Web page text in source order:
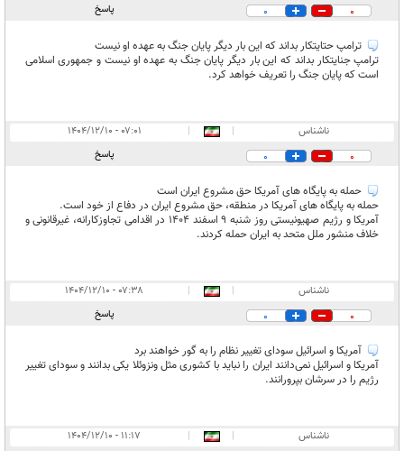
0
0 پاسخ
ترامپ حتایتکار بداند که این بار دیگر پایان جنگ به عهده او نیست
ترامپ جنایتکار بداند که این بار دیگر پایان جنگ به عهده او نیست و جمهوری اسلامی
است که پایان جنگ را تعریف خواهد کرد.
ناشناس |
|
۰۷:۰۱ - ۱۴۰۴/۱۲/۱۰
0
0 پاسخ
حمله به پایگاه های آمریکا حق مشروع ایران است
حمله به پایگاه های آمریکا در منطقه، حق مشروع ایران در دفاع از خود است.
آمریکا و رژیم صهیونیستی روز شنبه ۹ اسفند ۱۴۰۴ در اقدامی تجاوزکارانه، غیرقانونی و
خلاف منشور ملل متحد به ایران حمله کردند.
ناشناس |
|
۰۷:۳۸ - ۱۴۰۴/۱۲/۱۰
0
0 پاسخ
آمریکا و اسرائیل سودای تغییر نظام را به گور خواهند برد
آمریکا و اسرائیل نمی‌دانند ایران را نباید با کشوری مثل ونزوئلا یکی بدانند و سودای تغییر
رژیم را در سرشان بپرورانند.
ناشناس |
|
۱۱:۱۷ - ۱۴۰۴/۱۲/۱۰